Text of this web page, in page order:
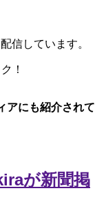
信しています。
！
アにも紹介されて